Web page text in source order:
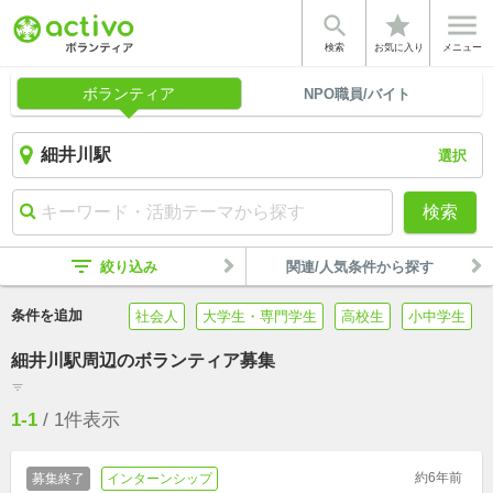

検索
star
お気に入り

メニュー
ボランティア NPO職員/バイト
選択
検索
filter_list 絞り込み 関連/人気条件から探す
条件を追加 社会人 大学生・専門学生 高校生 小中学生
細井川駅周辺のボランティア募集
filter_list
1-1 / 1件表示
募集終了 インターンシップ 約6年前